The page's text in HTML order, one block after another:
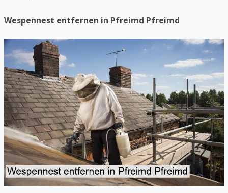
Wespennest entfernen in Pfreimd Pfreimd